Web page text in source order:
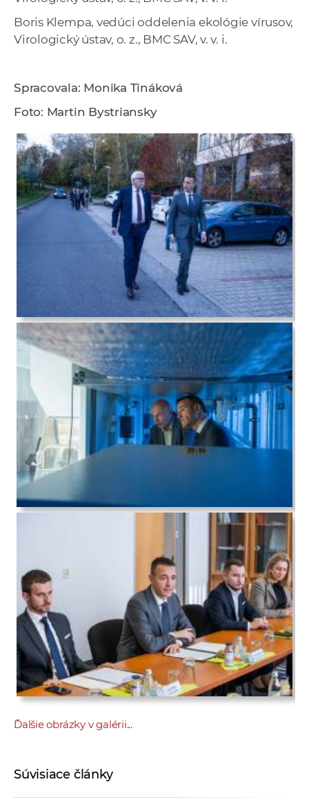
Boris Klempa, vedúci oddelenia ekológie vírusov,
Virologický ústav, o. z., BMC SAV, v. v. i.
Spracovala: Monika Tináková
Foto: Martin Bystriansky
Ďalšie obrázky v galérii...
Súvisiace články